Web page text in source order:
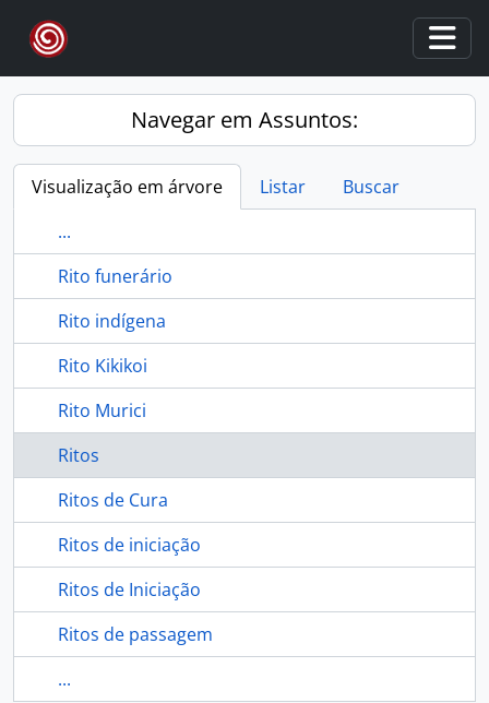
Skip to main content
Navegar em Assuntos:
Visualização em árvore Listar
Buscar
...
Rito funerário
Rito indígena
Rito Kikikoi
Rito Murici
Ritos
Ritos de Cura
Ritos de iniciação
Ritos de Iniciação
Ritos de passagem
...